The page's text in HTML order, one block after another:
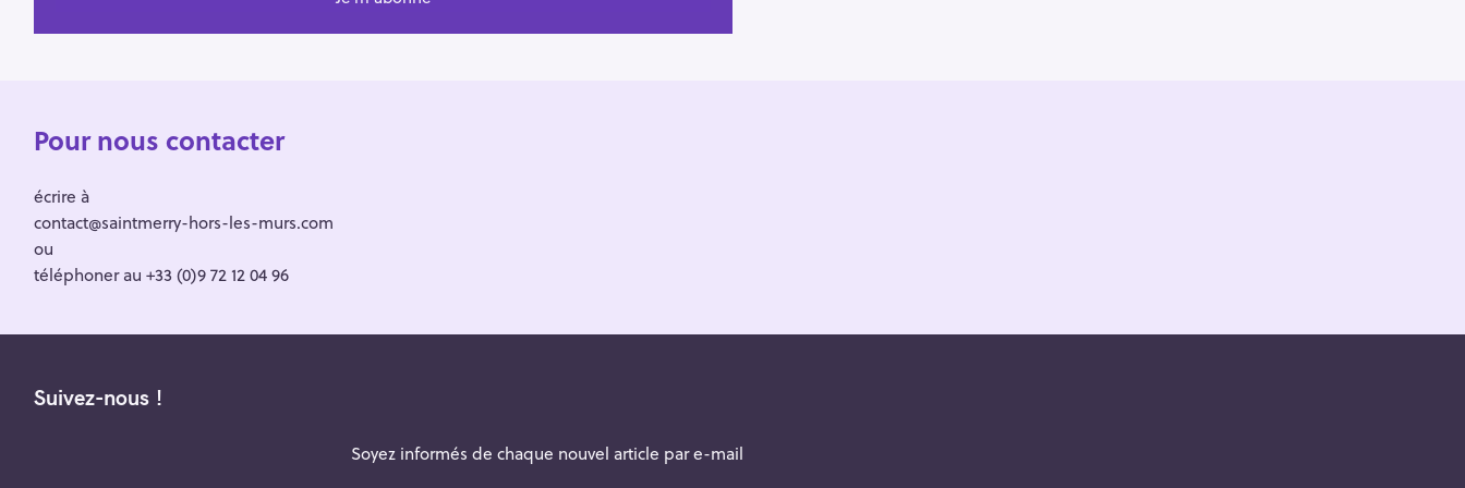
Pour nous contacter
écrire à
contact@saintmerry-hors-les-murs.com
ou
téléphoner au +33 (0)9 72 12 04 96
Suivez-nous !
Soyez informés de chaque nouvel article par e-mail